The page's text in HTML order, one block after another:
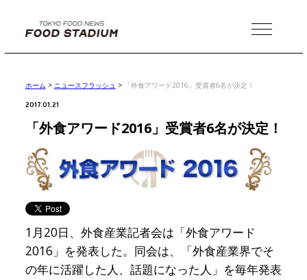
MENU
ホーム > ニュースフラッシュ > 「外食アワード2016」受賞者6名が決定！
2017.01.21
「外食アワード2016」受賞者6名が決定！
1月20日、外食産業記者会は「外食アワード
2016」を発表した。同会は、「外食産業界でそ
の年に活躍した人、話題になった人」を毎年発表